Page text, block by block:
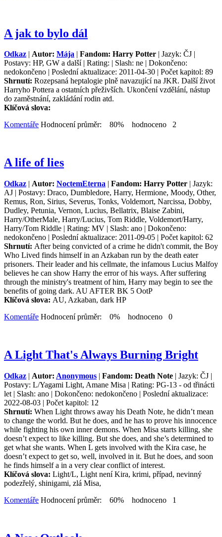
A jak to bylo dál
Odkaz | Autor: Mája | Fandom: Harry Potter | Jazyk: ČJ |
Postavy: HP, GW a další | Rating: | Slash: ne | Dokončeno:
nedokončeno | Poslední aktualizace: 2011-04-30 | Počet kapitol: 89
Shrnutí: Rozepsaná heptalogie plně navazující na JKR. Další život
Harryho Pottera a ostatních přeživších. Ukončení vzdělání, nástup
do zaměstnání, zakládání rodin atd.
Klíčová slova:
Komentáře Hodnocení průměr: 80% hodnoceno 2
A life of lies
Odkaz | Autor: NoctemEterna | Fandom: Harry Potter | Jazyk:
AJ | Postavy: Draco, Dumbledore, Harry, Hermione, Moody, Other,
Remus, Ron, Sirius, Severus, Tonks, Voldemort, Narcissa, Dobby,
Dudley, Petunia, Vernon, Lucius, Bellatrix, Blaise Zabini,
Harry/OtherMale, Harry/Lucius, Tom Riddle, Voldemort/Harry,
Harry/Tom Riddle | Rating: MV | Slash: ano | Dokončeno:
nedokončeno | Poslední aktualizace: 2011-09-05 | Počet kapitol: 62
Shrnutí: After being convicted of a crime he didn't commit, the Boy
Who Lived finds himself in an Azkaban run by the death eater
prisoners. Their leader and his cellmate, the infamous Lucius Malfoy
believes he can show Harry the error of his ways. After suffering
through the ministry's treatment of him, Harry may begin to see the
benefits of going dark. AU AFTER BK 5 OotP
Klíčová slova: AU, Azkaban, dark HP
Komentáře Hodnocení průměr: 0% hodnoceno 0
A Light That's Always Burning Bright
Odkaz | Autor: Anonymous | Fandom: Death Note | Jazyk: ČJ |
Postavy: L/Yagami Light, Amane Misa | Rating: PG-13 - od třinácti
let | Slash: ano | Dokončeno: nedokončeno | Poslední aktualizace:
2022-08-03 | Počet kapitol: 12
Shrnutí: When Light throws away his Death Note, he didn’t mean
to change the world. But he does, and he has to prove his innocence
while fighting his own inner demons. When Misa starts killing, she
doesn’t expect to like killing. But she does, and she’s determined to
get what she wants. When L gets involved with the Kira case, he
doesn’t expect to get so, well, involved in it. But he does, and soon
he finds himself a in a very clear conflict of interest.
Klíčová slova: Light/L, Light není Kira, krimi, případ, nevinný
podezřelý, shinigami, zlá Misa,
Komentáře Hodnocení průměr: 60% hodnoceno 1